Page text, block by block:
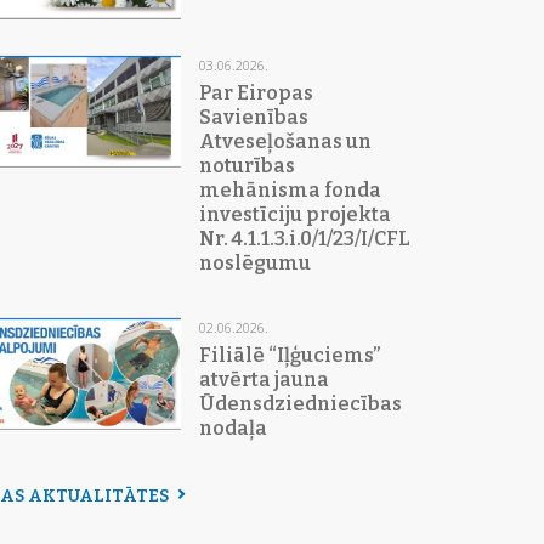
03.06.2026.
Par Eiropas
Savienības
Atveseļošanas un
noturības
mehānisma fonda
investīciju projekta
Nr. 4.1.1.3.i.0/1/23/I/CFLA/015
noslēgumu
02.06.2026.
Filiālē “Iļģuciems”
atvērta jauna
Ūdensdziedniecības
nodaļa
AKTUALITĀTES